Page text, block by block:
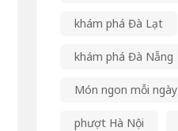
khám phá Đà Lạt
khám phá Đà Nẵng
Món ngon mỗi ngày
phượt Hà Nội